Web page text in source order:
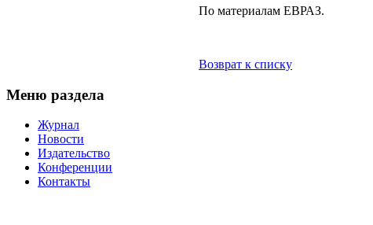
По материалам ЕВРАЗ.
Возврат к списку
Меню раздела
Журнал
Новости
Издательство
Конференции
Контакты